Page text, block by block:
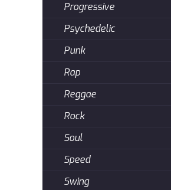
Progressive
Psychedelic
Punk
Rap
Reggae
Rock
Soul
Speed
Swing